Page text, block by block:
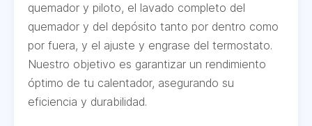
quemador y piloto, el lavado completo del
quemador y del depósito tanto por dentro como
por fuera, y el ajuste y engrase del termostato.
Nuestro objetivo es garantizar un rendimiento
óptimo de tu calentador, asegurando su
eficiencia y durabilidad.